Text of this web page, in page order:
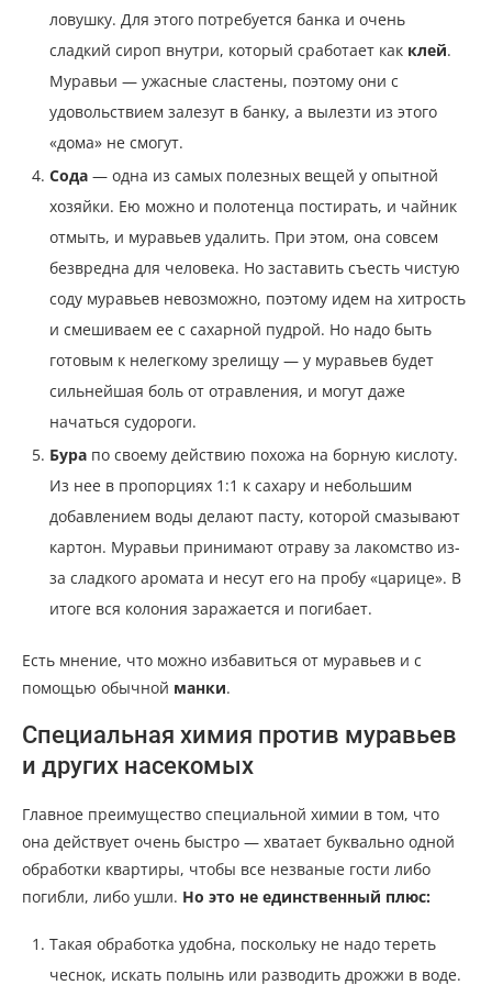
ловушку. Для этого потребуется банка и очень
сладкий сироп внутри, который сработает как клей.
Муравьи — ужасные сластены, поэтому они с
удовольствием залезут в банку, а вылезти из этого
«дома» не смогут.
Сода — одна из самых полезных вещей у опытной
хозяйки. Ею можно и полотенца постирать, и чайник
отмыть, и муравьев удалить. При этом, она совсем
безвредна для человека. Но заставить съесть чистую
соду муравьев невозможно, поэтому идем на хитрость
и смешиваем ее с сахарной пудрой. Но надо быть
готовым к нелегкому зрелищу — у муравьев будет
сильнейшая боль от отравления, и могут даже
начаться судороги.
Бура по своему действию похожа на борную кислоту.
Из нее в пропорциях 1:1 к сахару и небольшим
добавлением воды делают пасту, которой смазывают
картон. Муравьи принимают отраву за лакомство из-
за сладкого аромата и несут его на пробу «царице». В
итоге вся колония заражается и погибает.
Есть мнение, что можно избавиться от муравьев и с
помощью обычной манки.
Специальная химия против муравьев
и других насекомых
Главное преимущество специальной химии в том, что
она действует очень быстро — хватает буквально одной
обработки квартиры, чтобы все незваные гости либо
погибли, либо ушли. Но это не единственный плюс:
Такая обработка удобна, поскольку не надо тереть
чеснок, искать полынь или разводить дрожжи в воде.